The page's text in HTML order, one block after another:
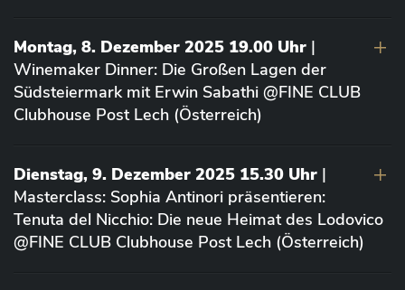
Montag, 8. Dezember 2025 19.00 Uhr |
Winemaker Dinner: Die Großen Lagen der
Südsteiermark mit Erwin Sabathi @FINE CLUB
Clubhouse Post Lech (Österreich)
Dienstag, 9. Dezember 2025 15.30 Uhr |
Masterclass: Sophia Antinori präsentieren:
Tenuta del Nicchio: Die neue Heimat des Lodovico
@FINE CLUB Clubhouse Post Lech (Österreich)